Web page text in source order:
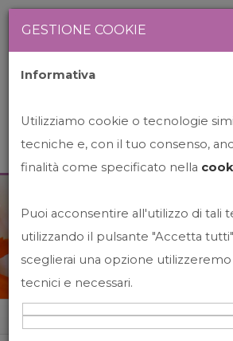
News&Events
Home News&events
GESTIONE COOKIE
Informativa
Utilizziamo cookie o tecnologie
tecniche e, con il tuo consenso,
finalità come specificato nella
Puoi acconsentire all'utilizzo di tali
utilizzando il pulsante "Accetta
sceglierai una opzione
tecnici e necessari.